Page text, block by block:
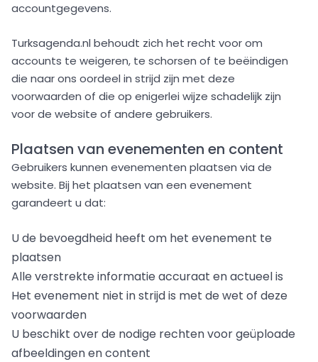
accountgegevens.
Turksagenda.nl behoudt zich het recht voor om
accounts te weigeren, te schorsen of te beëindigen
die naar ons oordeel in strijd zijn met deze
voorwaarden of die op enigerlei wijze schadelijk zijn
voor de website of andere gebruikers.
Plaatsen van evenementen en content
Gebruikers kunnen evenementen plaatsen via de
website. Bij het plaatsen van een evenement
garandeert u dat:
U de bevoegdheid heeft om het evenement te
plaatsen
Alle verstrekte informatie accuraat en actueel is
Het evenement niet in strijd is met de wet of deze
voorwaarden
U beschikt over de nodige rechten voor geüploade
afbeeldingen en content